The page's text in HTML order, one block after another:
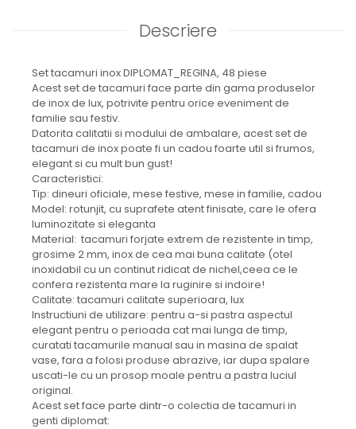
Descriere
Set tacamuri inox DIPLOMAT_REGINA, 48 piese
Acest set de tacamuri face parte din gama produselor
de inox de lux, potrivite pentru orice eveniment de
familie sau festiv.
Datorita calitatii si modului de ambalare, acest set de
tacamuri de inox poate fi un cadou foarte util si frumos,
elegant si cu mult bun gust!
Caracteristici:
Tip: dineuri oficiale, mese festive, mese in familie, cadou
Model: rotunjit, cu suprafete atent finisate, care le ofera
luminozitate si eleganta
Material: tacamuri forjate extrem de rezistente in timp,
grosime 2 mm, inox de cea mai buna calitate (otel
inoxidabil cu un continut ridicat de nichel,ceea ce le
confera rezistenta mare la ruginire si indoire!
Calitate: tacamuri calitate superioara, lux
Instructiuni de utilizare: pentru a-si pastra aspectul
elegant pentru o perioada cat mai lunga de timp,
curatati tacamurile manual sau in masina de spalat
vase, fara a folosi produse abrazive, iar dupa spalare
uscati-le cu un prosop moale pentru a pastra luciul
original.
Acest set face parte dintr-o colectia de tacamuri in
genti diplomat: